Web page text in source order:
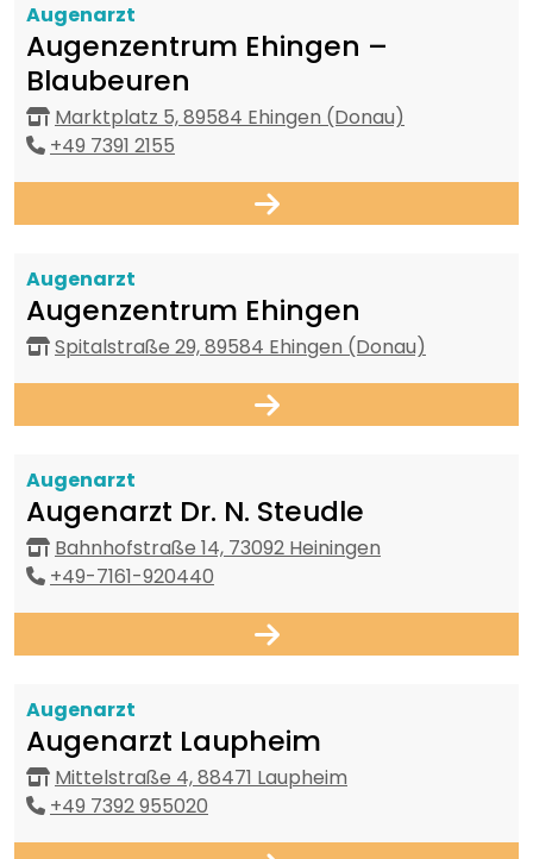
Augenarzt
Augenzentrum Ehingen –
Blaubeuren
Marktplatz 5, 89584 Ehingen (Donau)
+49 7391 2155
Augenarzt
Augenzentrum Ehingen
Spitalstraße 29, 89584 Ehingen (Donau)
Augenarzt
Augenarzt Dr. N. Steudle
Bahnhofstraße 14, 73092 Heiningen
+49-7161-920440
Augenarzt
Augenarzt Laupheim
Mittelstraße 4, 88471 Laupheim
+49 7392 955020